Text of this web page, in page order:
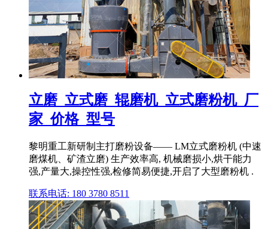
立磨_立式磨_辊磨机_立式磨粉机_厂
家_价格_型号
黎明重工新研制主打磨粉设备—— LM立式磨粉机 (中速
磨煤机、矿渣立磨) 生产效率高, 机械磨损小,烘干能力
强,产量大,操控性强,检修简易便捷,开启了大型磨粉机 .
联系电话: 180 3780 8511